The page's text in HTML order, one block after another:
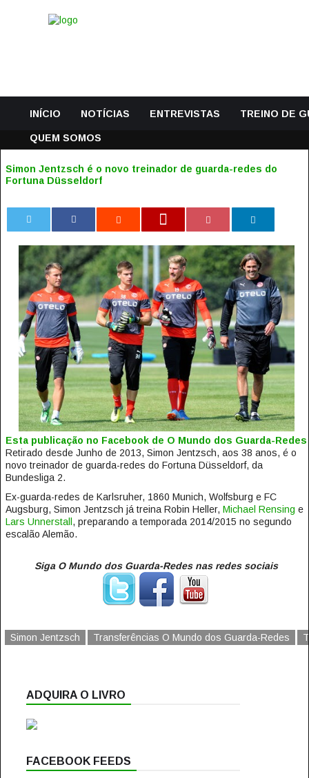
INÍCIO NOTÍCIAS ENTREVISTAS TREINO DE
QUEM SOMOS
Simon Jentzsch é o novo treinador de guarda-redes do
Fortuna Düsseldorf
0
Esta publicação no Facebook de O Mundo dos Guarda-Redes
Retirado desde Junho de 2013, Simon Jentzsch, aos 38 anos, é o
novo treinador de guarda-redes do Fortuna Düsseldorf, da
Bundesliga 2.
Ex-guarda-redes de Karlsruher, 1860 Munich, Wolfsburg e FC
Augsburg, Simon Jentzsch já treina Robin Heller, Michael Rensing e
Lars Unnerstall , preparando a temporada 2014/2015 no segundo
escalão Alemão.
Siga O Mundo dos Guarda-Redes nas redes sociais
Simon Jentzsch Transferências O Mundo dos Guarda-Redes
ADQUIRA O LIVRO
FACEBOOK FEEDS